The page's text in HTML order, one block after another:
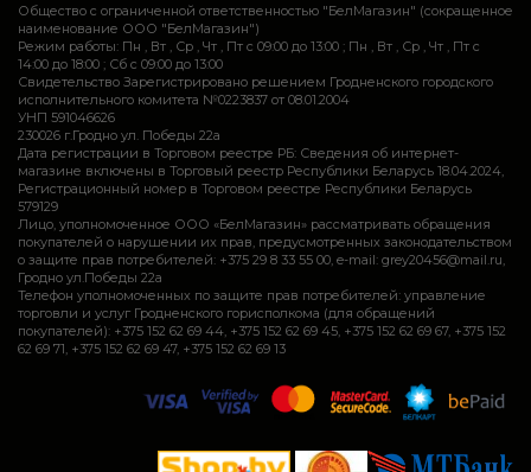
Общество с ограниченной ответственностью "БелМагазин" (сокращенное
наименование ООО "БелМагазин")
Режим работы: Пн , Вт , Ср , Чт , Пт c 09:00 до 13:00 ; Пн , Вт , Ср , Чт , Пт c
14:00 до 18:00 ; Сб c 09:00 до 13:00
Свидетельство Зарегистрировано решением Гродненского городского
исполнительного комитета №0223837 от 08.01.2004
УНП 591046626
230026 г.Гродно ул. Победы 22а
Дата регистрации в Торговом реестре РБ: Сведения об интернет-
магазине включены в Торговый реестр Республики Беларусь 18.04.2024,
Регистрационный номер в Торговом реестре Республики Беларусь
579129
Лицо, уполномоченное ООО «БелМагазин» рассматривать обращения
покупателей о нарушении их прав, предусмотренных законодательством
о защите прав потребителей: +375 29 8 33 55 00, e-mail: grey20456@mail.ru,
Гродно ул.Победы 22а
Телефон уполномоченных по защите прав потребителей: управление
торговли и услуг Гродненского горисполкома (для обращений
покупателей): +375 152 62 69 44, +375 152 62 69 45, +375 152 62 69 67, +375 152
62 69 71, +375 152 62 69 47, +375 152 62 69 13